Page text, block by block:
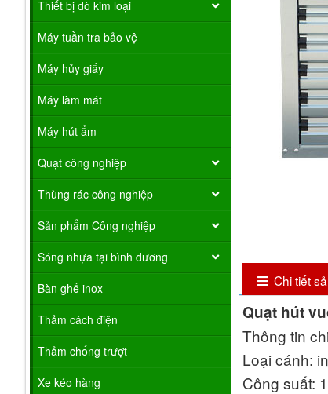
Chi tiết
Quạt hút
Thông tin
Loại cánh:
Công suất:
Thiết bị dò kim loại
Máy tuần tra bảo vệ
Máy hủy giấy
Máy làm mát
Máy hút ẩm
Quạt công nghiệp
Thùng rác công nghiệp
Sản phẩm Công nghiệp
Sóng nhựa tại bình dương
Bàn ghế inox
Thảm cách điện
Thảm chống trượt
Xe kéo hàng